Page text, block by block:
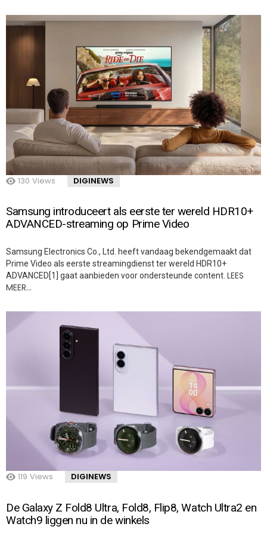
130 Views DIGINEWS
Samsung introduceert als eerste ter wereld HDR10+
ADVANCED-streaming op Prime Video
Samsung Electronics Co., Ltd. heeft vandaag bekendgemaakt dat
Prime Video als eerste streamingdienst ter wereld HDR10+
ADVANCED[1] gaat aanbieden voor ondersteunde content. LEES
MEER…
119 Views DIGINEWS
De Galaxy Z Fold8 Ultra, Fold8, Flip8, Watch Ultra2 en
Watch9 liggen nu in de winkels